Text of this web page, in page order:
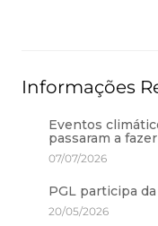
Informações
Eventos
passaram a
07/07/2026
PGL participa
20/05/2026